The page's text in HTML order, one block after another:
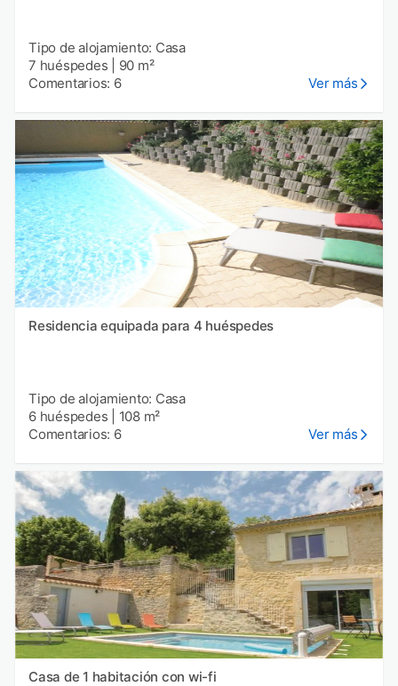
Tipo de alojamiento: Casa
7 huéspedes
90 m²
Comentarios: 6
Ver más
Residencia equipada para 4 huéspedes
Tipo de alojamiento: Casa
6 huéspedes
108 m²
Comentarios: 6
Ver más
Casa de 1 habitación con wi-fi